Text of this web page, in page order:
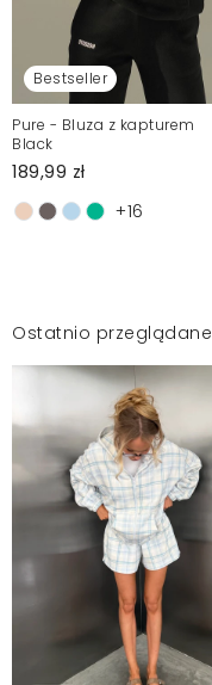
Bestseller
Pure - Bluza z kapturem
Black
189,99 zł
+16
Ostatnio przeglądane